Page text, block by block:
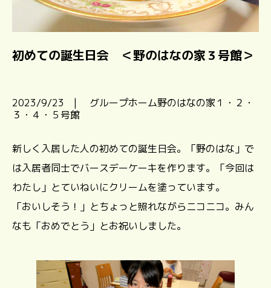
初めての誕生日会 ＜野のはなの家３号館＞
2023/9/23 | グループホーム野のはなの家１・２・
３・４・５号館
新しく入居した人の初めての誕生日会。「野のはな」で
は入居者同士でバースデーケーキを作ります。「今回は
わたし」とていねいにクリームを塗っています。
「おいしそう！」とちょっと照れながらニコニコ。みん
なも「おめでとう」とお祝いしました。